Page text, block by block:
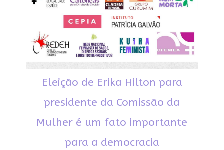
Eleição de Erika Hilton para
presidente da Comissão da
Mulher é um fato importante
para a democracia